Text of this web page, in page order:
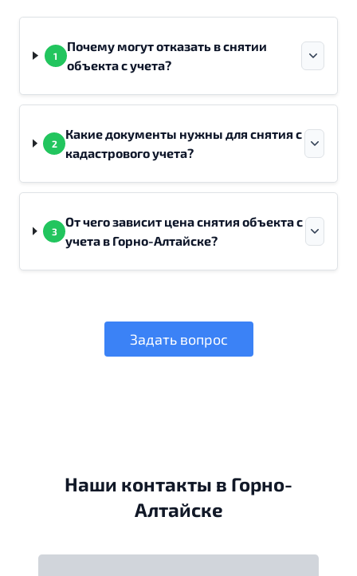
1
Почему могут отказать в снятии
объекта с учета?
2
Какие документы нужны для снятия с
кадастрового учета?
3
От чего зависит цена снятия объекта с
учета в Горно-Алтайске?
Задать вопрос
Наши контакты в Горно-
Алтайске